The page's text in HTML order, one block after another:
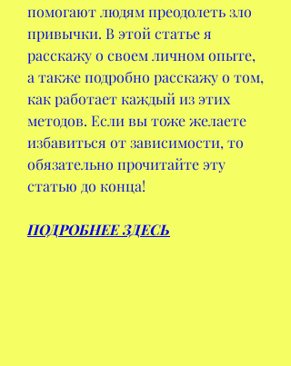
помогают людям преодолеть зло
привычки. В этой статье я
расскажу о своем личном опыте,
а также подробно расскажу о том,
как работает каждый из этих
методов. Если вы тоже желаете
избавиться от зависимости, то
обязательно прочитайте эту
статью до конца!
ПОДРОБНЕЕ ЗДЕСЬ